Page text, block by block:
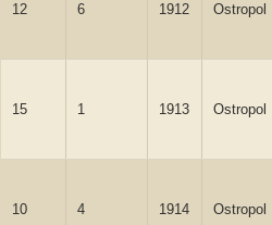
12 6 1912 Ostropol
15 1 1913 Ostropol
10 4 1914 Ostropol